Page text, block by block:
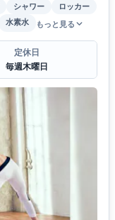
シャワー
ロッカー
水素水 もっと見る
定休日
毎週木曜日